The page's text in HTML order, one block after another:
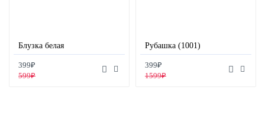
Блузка белая
399₽
599₽
Рубашка (1001)
399₽
1599₽